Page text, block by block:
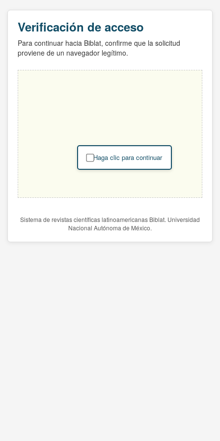
Verificación de acceso
Para continuar hacia Biblat, confirme que la solicitud
proviene de un navegador legítimo.
Haga clic para continuar
Sistema de revistas científicas latinoamericanas Biblat. Universidad
Nacional Autónoma de México.